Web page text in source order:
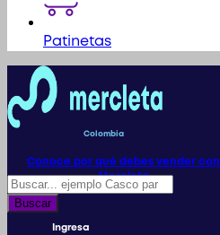
Patinetas
Colombia
Conoce por qué debes vender con
Mercleta
Búsqueda
de
productos
Buscar
Ingresa